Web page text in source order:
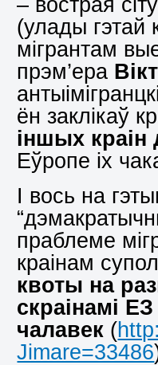
(улады гэтай
мігрантам
прэм’ера
ён заклікаў
іншых краін
Еўропе іх
І вось на
праблеме
краінам
квоты на
скраінамі
чалавек (
Jimare=33486